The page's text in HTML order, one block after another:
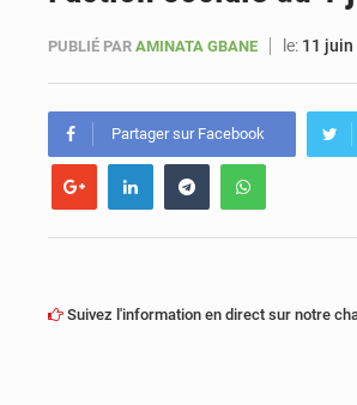
PUBLIÉ PAR AMINATA GBANE le: 11 juin
Partager sur Facebook
Suivez l'information en direct sur notre